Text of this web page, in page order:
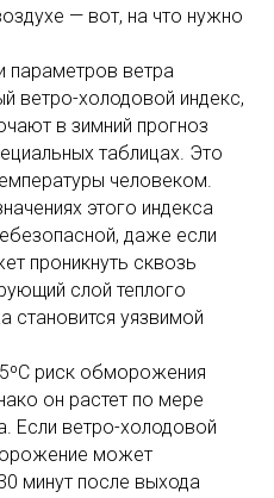
— вот, на что нужно
параметров ветра
ветро-холодовой индекс,
в зимний прогноз
таблицах. Это
человеком.
этого индекса
даже если
проникнуть сквозь
слой теплого
становится уязвимой
риск обморожения
он растет по мере
Если ветро-холодовой
может
минут после выхода